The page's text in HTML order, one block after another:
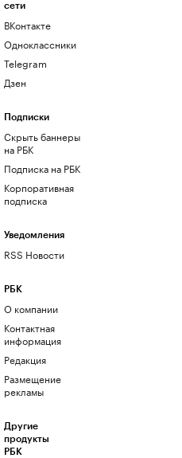
сети
ВКонтакте
Одноклассники
Telegram
Дзен
Подписки
Скрыть баннеры
на РБК
Подписка на РБК
Корпоративная
подписка
Уведомления
RSS Новости
РБК
О компании
Контактная
информация
Редакция
Размещение
рекламы
Другие
продукты
РБК